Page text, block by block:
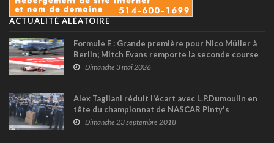
ACTUALITÉ ALÉATOIRE
Formule E : Grande première pour Nico Müller à
Berlin; Mitch Evans remporte la seconde course
du week-end
Dimanche 3 mai 2026
Alex Tagliani réduit l'écart avec L.P.Dumoulin en
tête du championnat de NASCAR Pinty's
Dimanche 23 septembre 2018